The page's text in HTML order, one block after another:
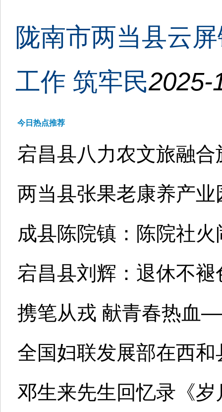
陇南市两当县云
工作 筑牢民2025-
今日热点推荐
宕昌县八力农文旅融
两当县张果老康养产业
成县陈院镇：陈院社
宕昌县刘辉：退休不
携笔从戎 献青春热血
全国妇联发展部在西
邓生来先生回忆录《